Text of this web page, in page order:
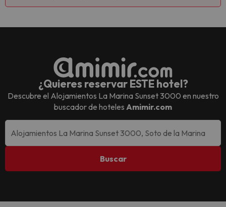
¿Quieres reservar ESTE hotel?
Descubre el Alojamientos La Marina Sunset 3000 en nuestro
buscador de hoteles Amimir.com
Buscar